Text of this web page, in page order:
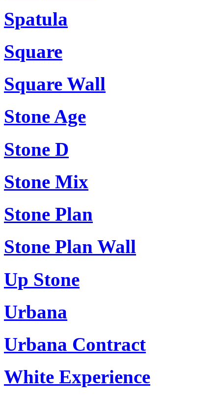
Spatula
Square
Square Wall
Stone Age
Stone D
Stone Mix
Stone Plan
Stone Plan Wall
Up Stone
Urbana
Urbana Contract
White Experience